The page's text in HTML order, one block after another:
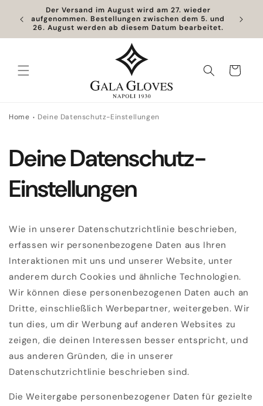
zum
Inhalt
Der Versand im August wird am 27. wieder
aufgenommen. Bestellungen zwischen dem 5. und
26. August werden ab diesem Datum bearbeitet.
Warenkorb
Home Deine Datenschutz-Einstellungen
Deine Datenschutz-
Einstellungen
Wie in unserer Datenschutzrichtlinie beschrieben,
erfassen wir personenbezogene Daten aus Ihren
Interaktionen mit uns und unserer Website, unter
anderem durch Cookies und ähnliche Technologien.
Wir können diese personenbezogenen Daten auch an
Dritte, einschließlich Werbepartner, weitergeben. Wir
tun dies, um dir Werbung auf anderen Websites zu
zeigen, die deinen Interessen besser entspricht, und
aus anderen Gründen, die in unserer
Datenschutzrichtlinie beschrieben sind.
Die Weitergabe personenbezogener Daten für gezielte